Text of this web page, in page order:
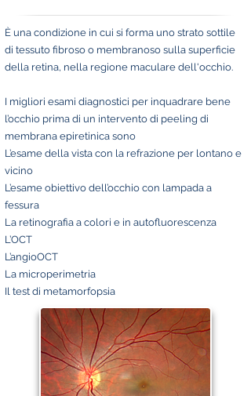
È una condizione in cui si forma uno strato sottile
di tessuto fibroso o membranoso sulla superficie
della retina, nella regione maculare dell'occhio.
I migliori esami diagnostici per inquadrare bene
l’occhio prima di un intervento di peeling di
membrana epiretinica sono
L’esame della vista con la refrazione per lontano e
vicino
L’esame obiettivo dell’occhio con lampada a
fessura
La retinografia a colori e in autofluorescenza
L’OCT
L’angioOCT
La microperimetria
Il test di metamorfopsia